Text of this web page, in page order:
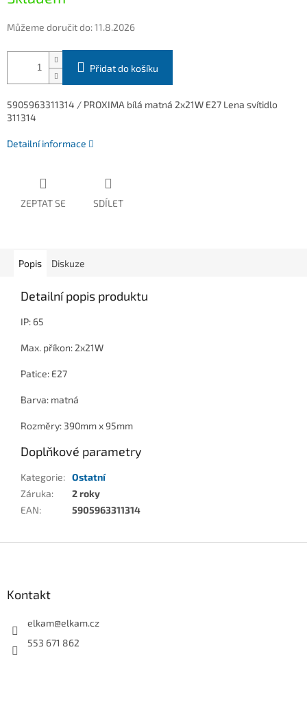
Můžeme doručit do:11.8.2026
Přidat do košíku
5905963311314 / PROXIMA bílá matná 2x21W E27 Lena svítidlo
311314
Detailní informace
ZEPTAT SE SDÍLET
Popis Diskuze
Detailní popis produktu
IP: 65
Max. příkon: 2x21W
Patice: E27
Barva: matná
Rozměry: 390mm x 95mm
Doplňkové parametry
Kategorie: Ostatní
Záruka:
2 roky
EAN: 5905963311314
Kontakt
elkam@elkam.cz
553 671 862